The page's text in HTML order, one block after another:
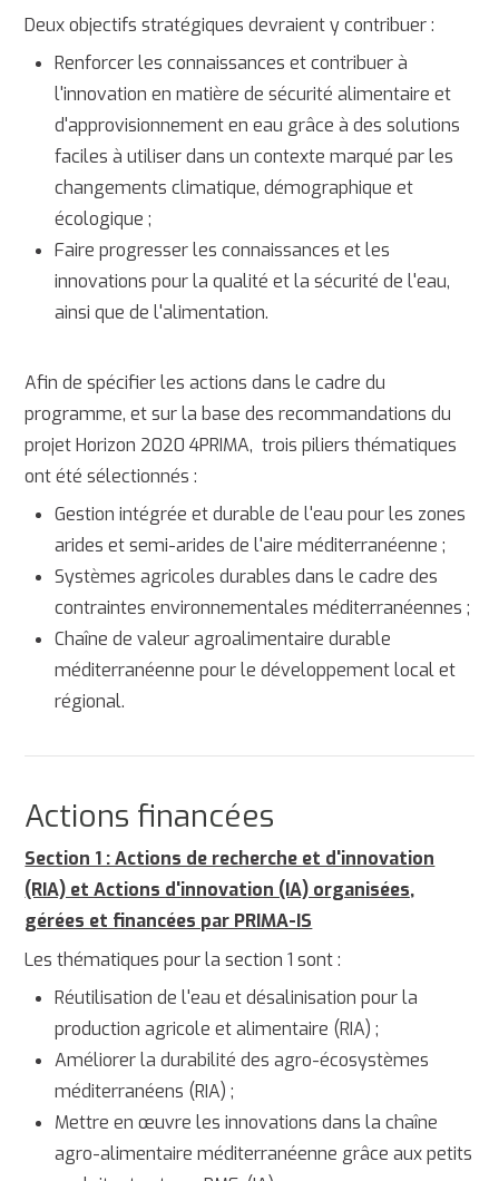
Deux objectifs stratégiques devraient y contribuer :
Renforcer les connaissances et contribuer à
l'innovation en matière de sécurité alimentaire et
d'approvisionnement en eau grâce à des solutions
faciles à utiliser dans un contexte marqué par les
changements climatique, démographique et
écologique ;
Faire progresser les connaissances et les
innovations pour la qualité et la sécurité de l'eau,
ainsi que de l'alimentation.
Afin de spécifier les actions dans le cadre du
programme, et sur la base des recommandations du
projet Horizon 2020 4PRIMA, trois piliers thématiques
ont été sélectionnés :
Gestion intégrée et durable de l'eau pour les zones
arides et semi-arides de l'aire méditerranéenne ;
Systèmes agricoles durables dans le cadre des
contraintes environnementales méditerranéennes ;
Chaîne de valeur agroalimentaire durable
méditerranéenne pour le développement local et
régional.
Actions financées
Section 1 : Actions de recherche et d'innovation
(RIA) et Actions d'innovation (IA) organisées,
gérées et financées par PRIMA-IS
Les thématiques pour la section 1 sont :
Réutilisation de l'eau et désalinisation pour la
production agricole et alimentaire (RIA) ;
Améliorer la durabilité des agro-écosystèmes
méditerranéens (RIA) ;
Mettre en œuvre les innovations dans la chaîne
agro-alimentaire méditerranéenne grâce aux petits